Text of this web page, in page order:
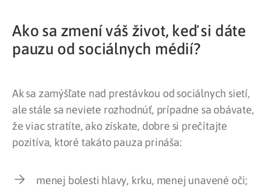
Ako sa zmení váš život, keď si dáte
pauzu od sociálnych médií?
Ak sa zamýšľate nad prestávkou od sociálnych sietí,
ale stále sa neviete rozhodnúť, prípadne sa obávate,
že viac stratíte, ako získate, dobre si prečítajte
pozitíva, ktoré takáto pauza prináša:
menej bolesti hlavy, krku, menej unavené oči;